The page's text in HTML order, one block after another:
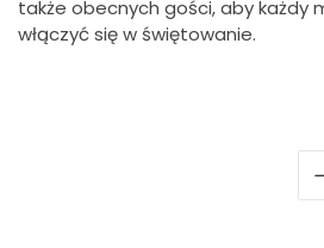
także obecnych gości, aby każdy
włączyć się w świętowanie.